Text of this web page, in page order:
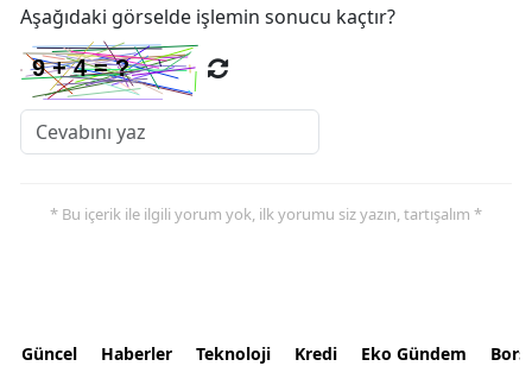
Aşağıdaki görselde işlemin sonucu kaçtır?
* Bu içerik ile ilgili yorum yok, ilk yorumu siz yazın, tartışalım *
Güncel Haberler Teknoloji Kredi Eko Gündem